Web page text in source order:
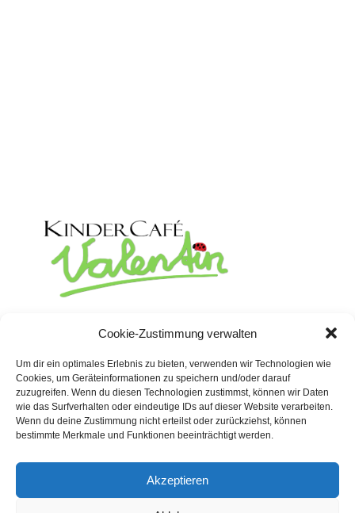
Cookie-Zustimmung verwalten
Um dir ein optimales Erlebnis zu bieten, verwenden wir Technologien wie
Cookies, um Geräteinformationen zu speichern und/oder darauf
zuzugreifen. Wenn du diesen Technologien zustimmst, können wir Daten
wie das Surfverhalten oder eindeutige IDs auf dieser Website verarbeiten.
Wenn du deine Zustimmung nicht erteilst oder zurückziehst, können
bestimmte Merkmale und Funktionen beeinträchtigt werden.
Akzeptieren
02625 Bautzen
Telefon:03591 530 158
Telefax: 03591 530 159